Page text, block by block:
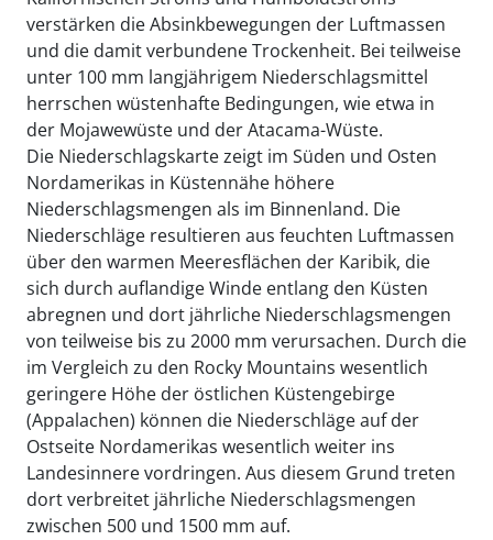
verstärken die Absinkbewegungen der Luftmassen
und die damit verbundene Trockenheit. Bei teilweise
unter 100 mm langjährigem Niederschlagsmittel
herrschen wüstenhafte Bedingungen, wie etwa in
der Mojawewüste und der Atacama-Wüste.
Die Niederschlagskarte zeigt im Süden und Osten
Nordamerikas in Küstennähe höhere
Niederschlagsmengen als im Binnenland. Die
Niederschläge resultieren aus feuchten Luftmassen
über den warmen Meeresflächen der Karibik, die
sich durch auflandige Winde entlang den Küsten
abregnen und dort jährliche Niederschlagsmengen
von teilweise bis zu 2000 mm verursachen. Durch die
im Vergleich zu den Rocky Mountains wesentlich
geringere Höhe der östlichen Küstengebirge
(Appalachen) können die Niederschläge auf der
Ostseite Nordamerikas wesentlich weiter ins
Landesinnere vordringen. Aus diesem Grund treten
dort verbreitet jährliche Niederschlagsmengen
zwischen 500 und 1500 mm auf.